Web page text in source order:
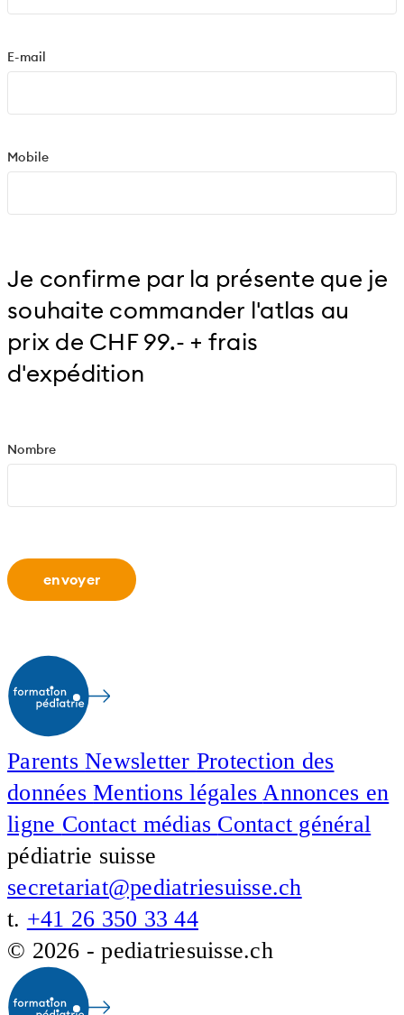
E-mail
Mobile
Je confirme par la présente que je
souhaite commander l'atlas au
prix de CHF 99.- + frais
d'expédition
Nombre
ParentsNewsletter Protection des
donnéesMentions légalesAnnonces en
ligne Contact médias Contact général
pédiatrie suisse
secretariat@pediatriesuisse.ch
t. +41 26 350 33 44
© 2026 - pediatriesuisse.ch